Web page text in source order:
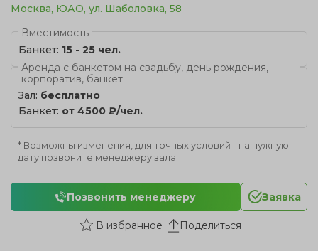
Москва, ЮАО, ул. Шаболовка, 58
Вместимость
Банкет: 15 - 25 чел.
Аренда с банкетом на свадьбу, день рождения,
корпоратив, банкет
Зал: бесплатно
Банкет: от 4500 ₽/чел.
* Возможны изменения, для точных условий на нужную
дату позвоните менеджеру зала.
Позвонить менеджеру Заявка
Поделиться